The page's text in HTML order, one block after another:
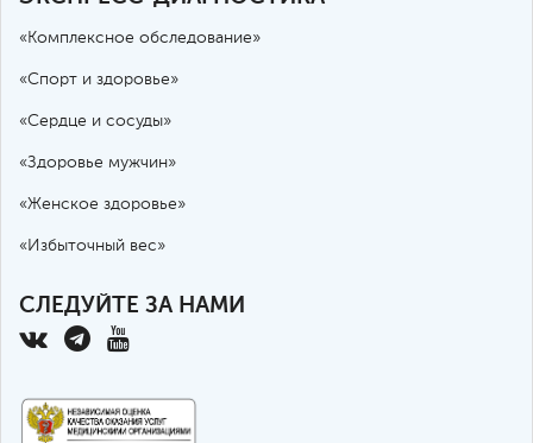
«Комплексное обследование»
«Спорт и здоровье»
«Сердце и сосуды»
«Здоровье мужчин»
«Женское здоровье»
«Избыточный вес»
СЛЕДУЙТЕ ЗА НАМИ